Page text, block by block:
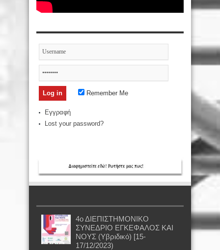
Remember Me
Εγγραφή
Lost your password?
4ο ΔΙΕΠΙΣΤΗΜΟΝΙΚΟ
ΣΥΝΕΔΡΙΟ ΕΓΚΕΦΑΛΟΣ ΚΑΙ
ΝΟΥΣ (Υβριδικό) [15-
17/12/2023)